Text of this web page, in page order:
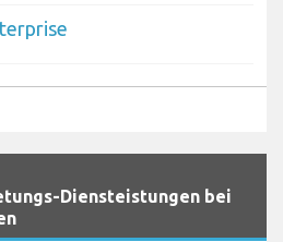
Diensteistungen bei